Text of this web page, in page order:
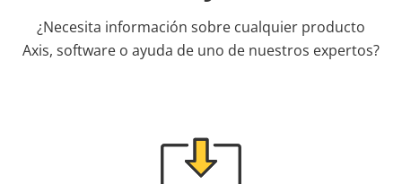
¿Necesita información sobre cualquier producto
Axis, software o ayuda de uno de nuestros expertos?